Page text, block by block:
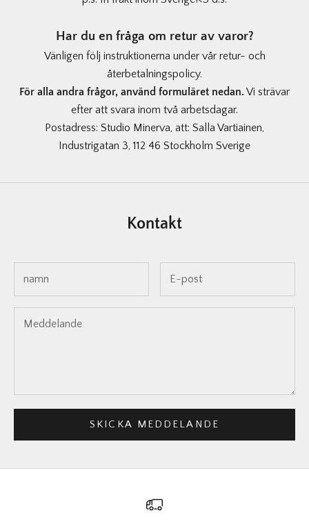
Har du en fråga om retur av varor?
Vänligen följ instruktionerna under vår retur- och
återbetalningspolicy.
För alla andra frågor, använd formuläret nedan. Vi strävar
efter att svara inom två arbetsdagar.
Postadress: Studio Minerva, att: Salla Vartiainen,
Industrigatan 3, 112 46 Stockholm Sverige
Kontakt
SKICKA MEDDELANDE